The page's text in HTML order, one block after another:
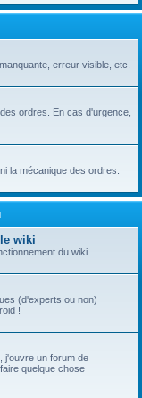
erreur visible, etc.
ordres. En cas d'urgence,
la mécanique des ordres.
wiki
du wiki.
(d'experts ou non)
!
j'ouvre un forum de
quelque chose